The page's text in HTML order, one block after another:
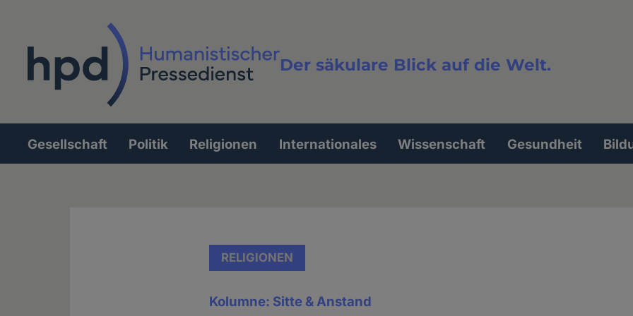
Der säkulare Blick auf die Welt.
Volltextsuche
Hauptnavigation
Gesellschaft Politik Religionen Internationales Wissenschaft Gesundheit
RELIGIONEN
Kolumne: Sitte & Anstand